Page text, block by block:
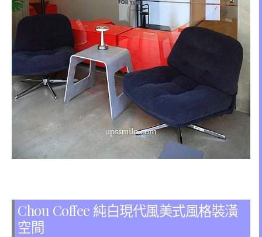
Chou Coffee 純白現代風美式風格裝潢
空間